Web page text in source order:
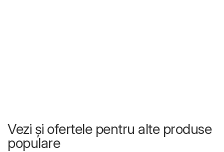
Vezi și ofertele pentru alte produse
populare